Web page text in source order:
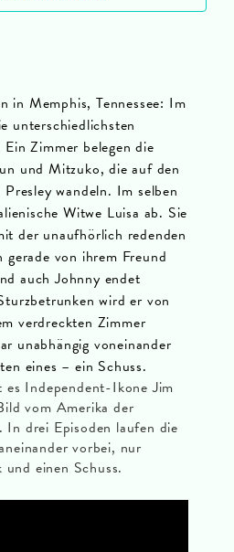
in Memphis, Tennessee: Im
unterschiedlichsten
Zimmer belegen die
und Mitzuko, die auf den
wandeln. Im selben
Witwe Luisa ab. Sie
der unaufhörlich redenden
von ihrem Freund
auch Johnny endet
wird er von
verdreckten Zimmer
unabhängig voneinander
eines – ein Schuss.
es Independent-Ikone Jim
vom Amerika der
In drei Episoden laufen die
vorbei, nur
einen Schuss.